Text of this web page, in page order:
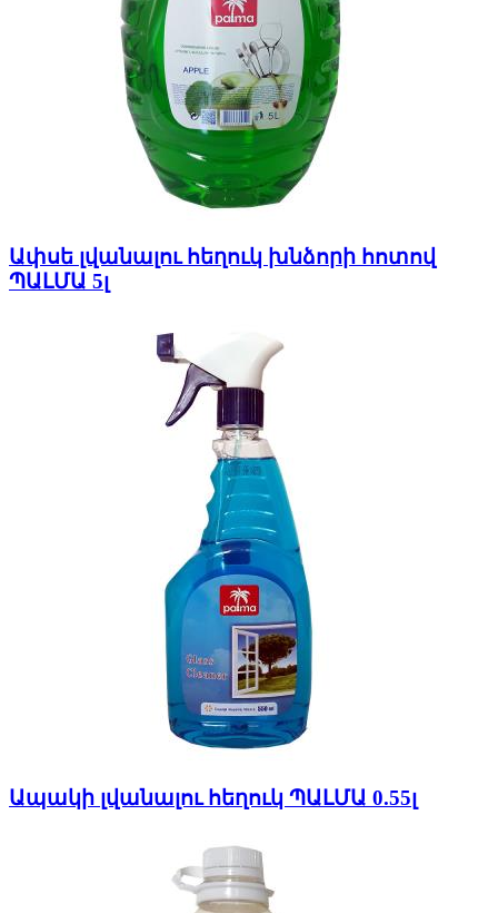
Ափսե լվանալու հեղուկ խնձորի հոտով
ՊԱԼՄԱ 5լ
Ապակի լվանալու հեղուկ ՊԱԼՄԱ 0.55լ